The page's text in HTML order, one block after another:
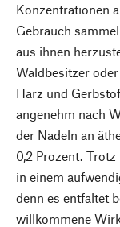
Konzentrationen
Gebrauch
aus ihnen
Waldbesitzer
Harz und
angenehm nach
der Nadeln an
0,2 Prozent.
in einem
denn es entfaltet
willkommene